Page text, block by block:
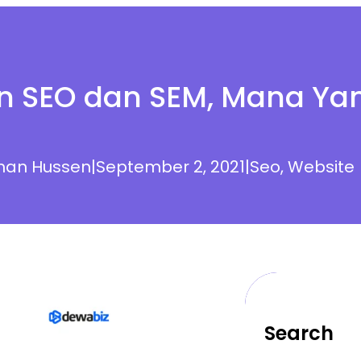
dan SEM, Mana
Hussen|September 2, 2021|Seo, Website
Search